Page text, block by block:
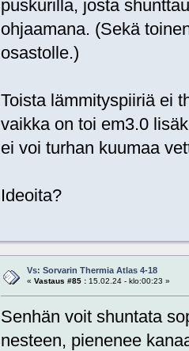
puskurilla, josta
ohjaamana. (Sekä
osastolle.)
Toista lämmityspiiriä ei
vaikka on toi em3.0
ei voi turhan kuumaa
Ideoita?
Vs: Sorvarin Thermia Atlas 4-18
« Vastaus #85 :15.02.24 - klo:00:23 »
Senhän voit shuntata
nesteen, pienenee